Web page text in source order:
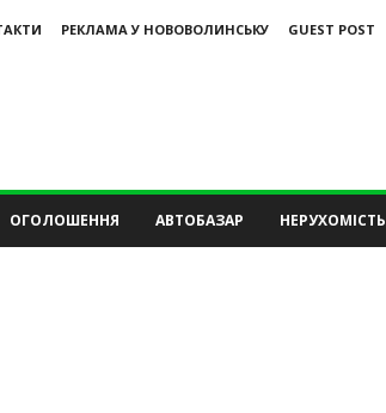
РЕКЛАМА У НОВОВОЛИНСЬКУ
GUEST POST
ОГОЛОШЕННЯ АВТОБАЗАР НЕРУХОМІСТЬ